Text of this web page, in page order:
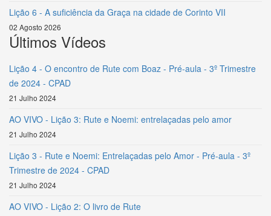
Lição 6 - A suficiência da Graça na cidade de Corinto VII
02 Agosto 2026
Últimos Vídeos
Lição 4 - O encontro de Rute com Boaz - Pré-aula - 3º Trimestre
de 2024 - CPAD
21 Julho 2024
AO VIVO - Lição 3: Rute e Noemi: entrelaçadas pelo amor
21 Julho 2024
Lição 3 - Rute e Noemi: Entrelaçadas pelo Amor - Pré-aula - 3º
Trimestre de 2024 - CPAD
21 Julho 2024
AO VIVO - Lição 2: O livro de Rute